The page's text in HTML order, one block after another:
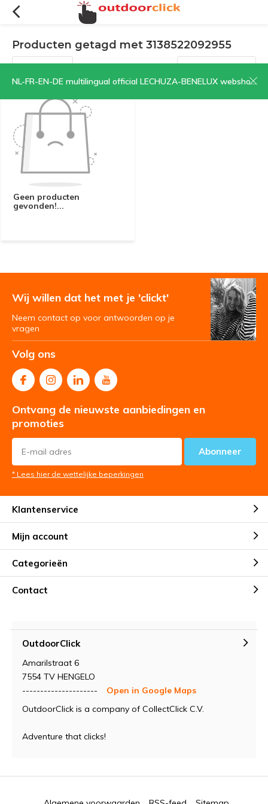
NL-FR-EN-DE multilingual official LECHUZA-BENELUX webshop | CLICK HERE NOW!
Producten getagd met 3138522092955
Filters Sorteren op:
Geen producten
gevonden!...
Wij willen dat het met je 'clickt'
Neem contact op voor antwoorden op je
vragen
Volg ons
Ontvang de nieuwste aanbiedingen en
promoties
Abonneer
* Lees hier de wettelijke beperkingen
Klantenservice
Mijn account
Categorieën
Contact
OutdoorClick
Amarilstraat 6
7554 TV HENGELO
---------------------
Open in Google Maps
OutdoorClick is a company of CollectClick C.V.
Adventure that clicks!